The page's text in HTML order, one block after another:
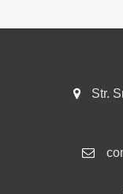
Str.